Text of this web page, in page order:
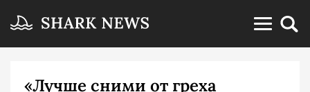
«Лучше сними от греха